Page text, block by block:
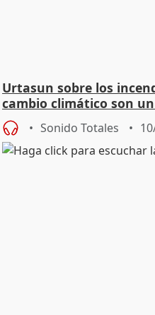
Urtasun sobre los
cambio climático son
Sonido Totales